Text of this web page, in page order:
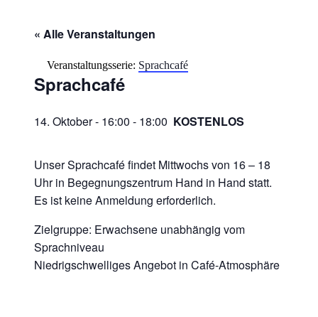
« Alle Veranstaltungen
Veranstaltungsserie: Sprachcafé
Sprachcafé
14. Oktober - 16:00 - 18:00 KOSTENLOS
Unser Sprachcafé findet Mittwochs von 16 – 18
Uhr in Begegnungszentrum Hand in Hand statt.
Es ist keine Anmeldung erforderlich.
Zielgruppe: Erwachsene unabhängig vom
Sprachniveau
Niedrigschwelliges Angebot in Café-Atmosphäre